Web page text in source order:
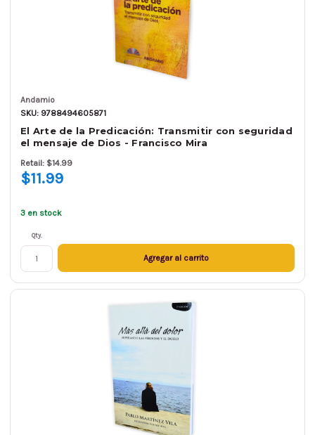
Andamio
SKU: 9788494605871
El Arte de la Predicación: Transmitir con seguridad
el mensaje de Dios - Francisco Mira
Retail: $14.99
$11.99
3 en stock
Qty.
Agregar al carrito